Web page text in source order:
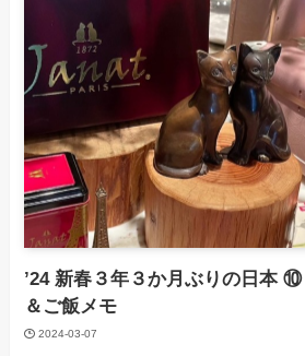
’24 新春３年３か月ぶりの日本
＆ご飯メモ
2024-03-07